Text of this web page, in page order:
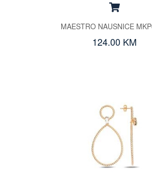
MAESTRO NAUSNICE
124.00 KM